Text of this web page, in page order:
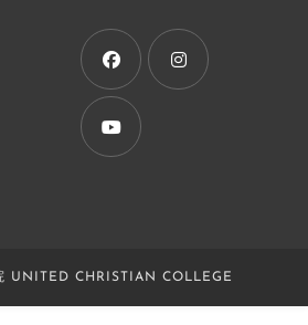
Opens
in
tab
UNITED CHRISTIAN COLLEGE